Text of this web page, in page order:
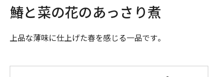
鰆と菜の花のあっさり煮
上品な薄味に仕上げた春を感じる一品です。